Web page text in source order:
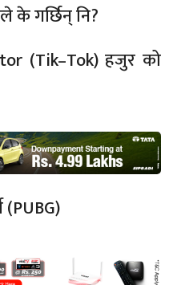
के गर्छिन् नि?
(Tik–Tok) हजुर को
(PUBG)